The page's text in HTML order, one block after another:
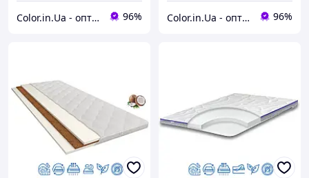
Color.in.Ua - оптові ціни, акції, знижки, доставка! 96% Color.in.Ua - оптові ціни, акції, знижки, доставка! 96%